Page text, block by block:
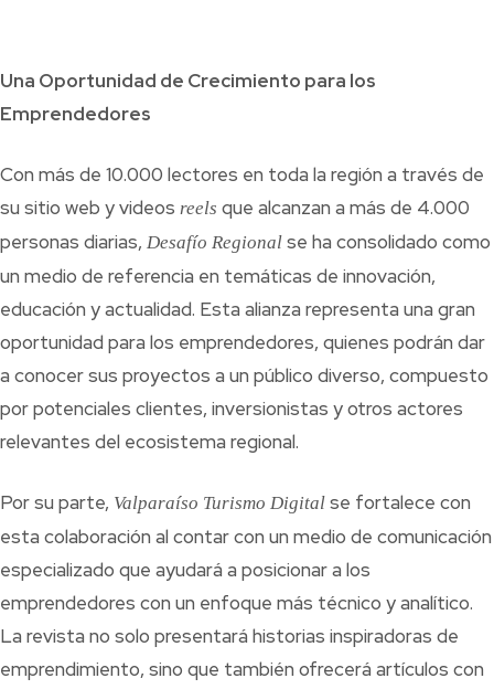
Una Oportunidad de Crecimiento para los
Emprendedores
Con más de 10.000 lectores en toda la región a través de
su sitio web y videos reels que alcanzan a más de 4.000
personas diarias, Desafío Regional se ha consolidado como
un medio de referencia en temáticas de innovación,
educación y actualidad. Esta alianza representa una gran
oportunidad para los emprendedores, quienes podrán dar
a conocer sus proyectos a un público diverso, compuesto
por potenciales clientes, inversionistas y otros actores
relevantes del ecosistema regional.
Por su parte, Valparaíso Turismo Digital se fortalece con
esta colaboración al contar con un medio de comunicación
especializado que ayudará a posicionar a los
emprendedores con un enfoque más técnico y analítico.
La revista no solo presentará historias inspiradoras de
emprendimiento, sino que también ofrecerá artículos con